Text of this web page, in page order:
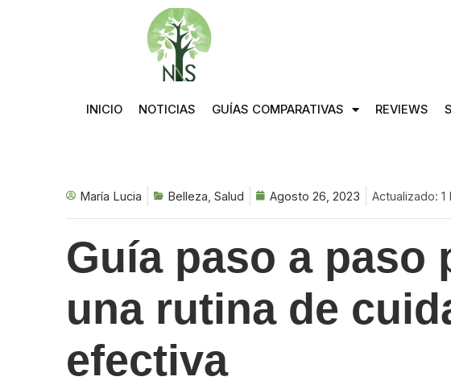
INICIO NOTICIAS GUÍAS COMPARATIVAS REVIEWS
María Lucia Belleza Salud Agosto 26, 2023 Actualizado:
Guía paso a paso
una rutina de
efectiva